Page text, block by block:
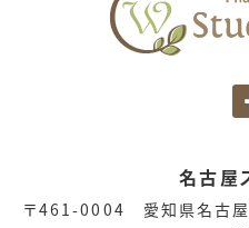
名古屋
〒461-0004 愛知県名古屋